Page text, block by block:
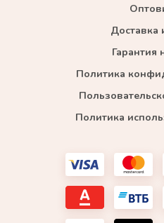
Доставка
Гарантия
Политика
Политика